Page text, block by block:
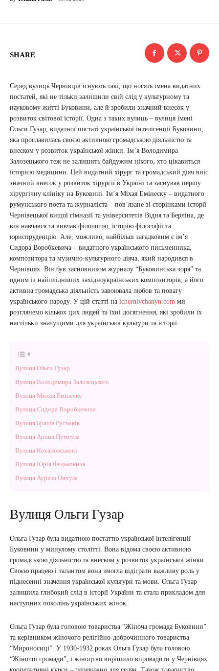
SHARE
Серед вулиць Чернівців існують такі, що носять імена видатних
постатей, які не тільки залишили свій слід у культурному та
науковому житті Буковини, але й зробили значний внесок у
розвиток світової історії. Одна з таких вулиць – вулиця імені
Ольги Гузар, видатної постаті української інтелігенції Буковини,
яка прославилась своєю активною громадською діяльністю та
внеском у розвиток української жінки. Ім’я Володимира
Залозецького теж не залишить байдужим нікого, хто цікавиться
історією медицини. Цей видатний хірург та громадський діяч вніс
значний внесок у розвиток хірургії в Україні та заснував першу
хірургічну клініку на Буковині. Ім’я Міхая Емінеску – видатного
румунського поета та журналіста – пов’язане зі сторінками історії
Чернівецької вищої гімназії та університетів Відня та Берліна, де
він навчався та вивчав філологію, історію філософії та
юриспруденцію. Але, можливо, найбільш загадковим є ім’я
Сидора Воробкевича – видатного українського письменника,
композитора та музично-культурного діяча, який народився в
Чернівцях. Він був засновником журналу “Буковинська зоря” та
одним із найплідніших західноукраїнських композиторів, а його
активна громадська діяльність завоювала любов та повагу
українського народу. У цій статті на ichernivchanyn.com ми
розглянемо кількох цих людей та їхні досягнення, які зробили їх
настільки значущими для української культури та історії.
Вулиця Ольги Гузар
Вулиця Володимира Залозецького
Вулиця Михая Емінеску
Вулиця Сидора Воробкевича
Вулиця Братів Руснаків
Вулиця Арона Пумнула
Вулиця Кохановського
Вулиця Юрія Федьковича
Вулиця Аурела Ончула
Вулиця Ольги Гузар
Ольга Гузар була видатною постаттю української інтелігенції
Буковини у минулому столітті. Вона відома своєю активною
громадською діяльністю та внеском у розвиток української жінки.
Своєю працею і талантом вона змогла відіграти важливу роль у
піднесенні значення української культури та мови. Ольга Гузар
залишила глибокий слід в історії України та стала прикладом для
наступних поколінь українських жінок.
Ольга Гузар була головою товариства “Жіноча громада Буковини”
та керівником жіночого релігійно-доброчинного товариства
“Мироносиці”. У 1930-1932 роках Ольга Гузар була головою
“Жіночої громади”, і жіноцтво вирішило впровадити у Чернівцях